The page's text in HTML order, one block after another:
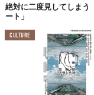
絶対に二度見してしまう
ート」
CULTURE